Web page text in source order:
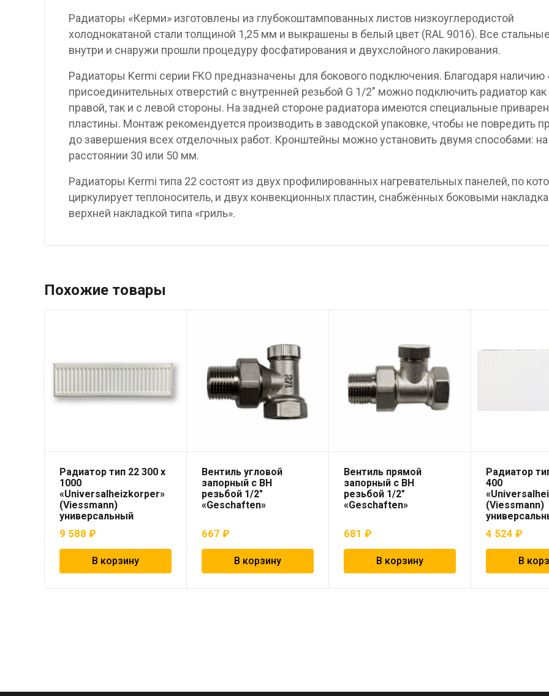
Радиаторы «Керми» изготовлены из глубокоштампованных листов низкоуглеродистой
холоднокатаной стали толщиной 1,25 мм и выкрашены в белый цвет (RAL 9016). Все
внутри и снаружи прошли процедуру фосфатирования и двухслойного лакирования.
Радиаторы Kermi серии FKO предназначены для бокового подключения. Благодаря наличию
присоединительных отверстий с внутренней резьбой G 1/2″ можно подключить радиатор как
правой, так и с левой стороны. На задней стороне радиатора имеются специальные
пластины. Монтаж рекомендуется производить в заводской упаковке, чтобы не повредить
до завершения всех отделочных работ. Кронштейны можно установить двумя способами: на
расстоянии 30 или 50 мм.
Радиаторы Kermi типа 22 состоят из двух профилированных нагревательных панелей, по
циркулирует теплоноситель, и двух конвекционных пластин, снабжённых боковыми
верхней накладкой типа «гриль».
Похожие товары
Радиатор тип 22 300 x
1000
«Universalheizkorper»
(Viessmann)
универсальный
9 588 ₽
В корзину
Вентиль угловой
запорный с ВН
резьбой 1/2″
«Geschaften»
667₽
В корзину
Вентиль прямой
запорный с ВН
резьбой 1/2″
«Geschaften»
681₽
В корзину
Радиатор
400
(Viessmann)
4 524₽
В